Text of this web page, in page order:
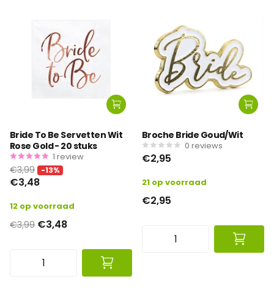
Bride To Be Servetten Wit
Rose Gold - 20 stuks
1 review
€3,99 -13%
€3,48
12 op voorraad
€3,99 €3,48
Broche Bride Goud/Wit
0 reviews
€2,95
21 op voorraad
€2,95